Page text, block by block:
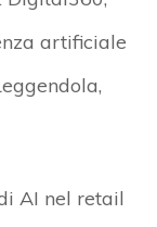
artificiale
AI nel retail